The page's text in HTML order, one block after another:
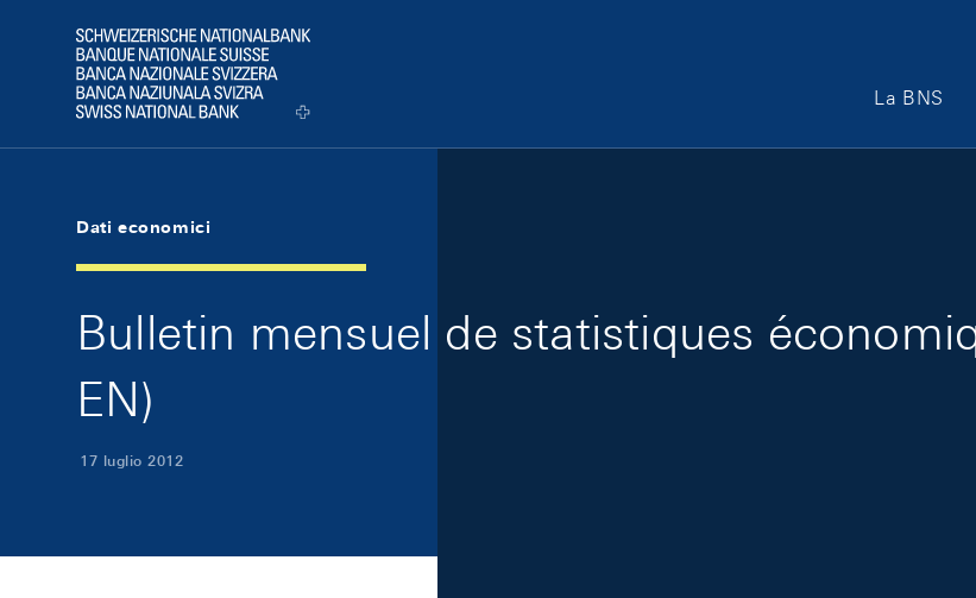
Logo
Main
La BNS
Dati economici
Bulletin mensuel de statistiques
EN)
17 luglio 2012